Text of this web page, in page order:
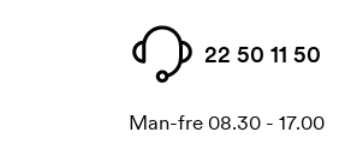
22 50 11 50
Man-fre 08.30 - 17.00